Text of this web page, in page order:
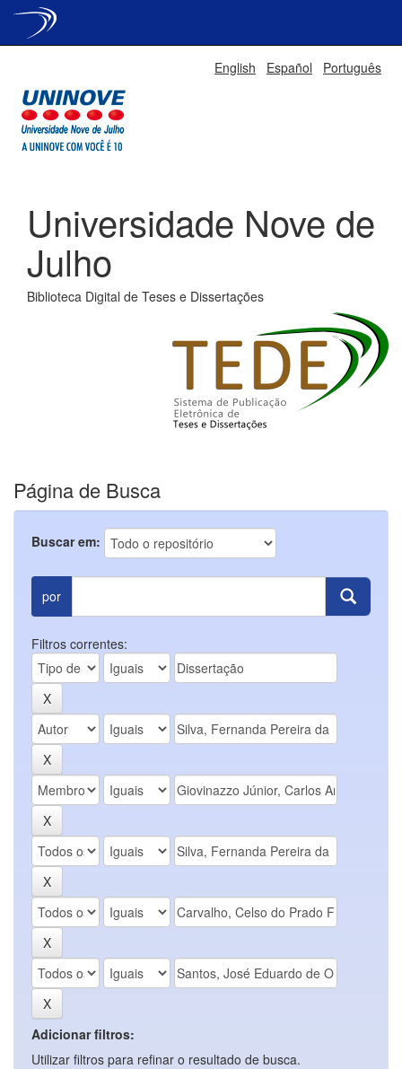
English Español Português
Universidade Nove de
Julho
Biblioteca Digital de Teses e Dissertações
Página de Busca
Buscar em:
por
Filtros correntes:
Adicionar filtros:
Utilizar filtros para refinar o resultado de busca.